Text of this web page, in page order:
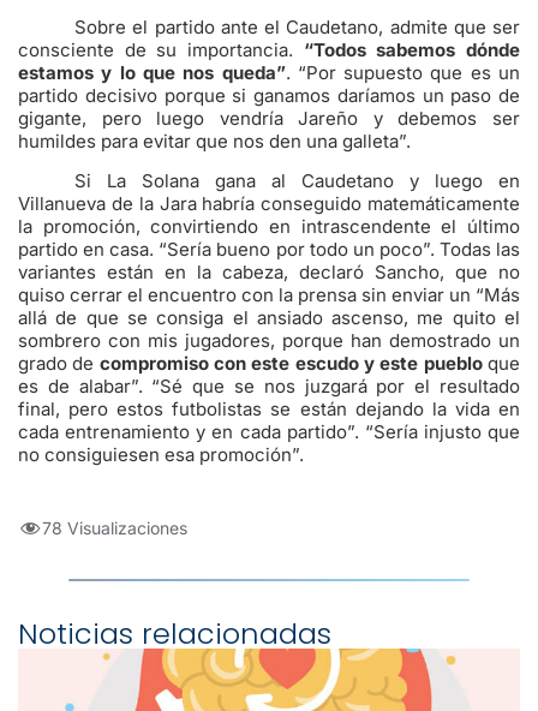
Sobre el partido ante el Caudetano, admite que ser
consciente de su importancia. “Todos sabemos dónde
estamos y lo que nos queda”. “Por supuesto que es un
partido decisivo porque si ganamos daríamos un paso de
gigante, pero luego vendría Jareño y debemos ser
humildes para evitar que nos den una galleta”.
Si La Solana gana al Caudetano y luego en
Villanueva de la Jara habría conseguido matemáticamente
la promoción, convirtiendo en intrascendente el último
partido en casa. “Sería bueno por todo un poco”. Todas las
variantes están en la cabeza, declaró Sancho, que no
quiso cerrar el encuentro con la prensa sin enviar un “Más
allá de que se consiga el ansiado ascenso, me quito el
sombrero con mis jugadores, porque han demostrado un
grado de compromiso con este escudo y este puebloque
es de alabar”. “Sé que se nos juzgará por el resultado
final, pero estos futbolistas se están dejando la vida en
cada entrenamiento y en cada partido”. “Sería injusto que
no consiguiesen esa promoción”.
78 Visualizaciones
Noticias relacionadas